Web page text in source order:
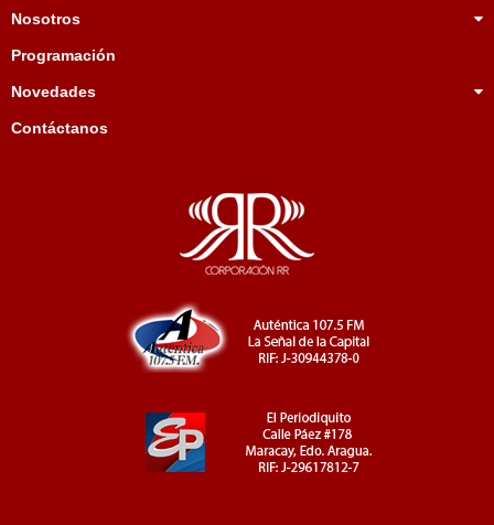
Nosotros
Programación
Novedades
Contáctanos